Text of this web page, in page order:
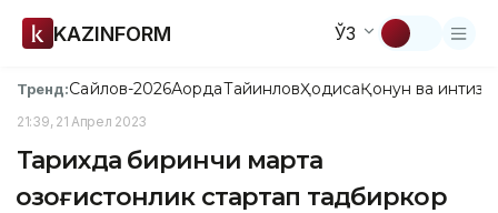
KAZINFORM ЎЗ
Тренд:Сайлов-2026АқордаТайинловҲодисаҚонун ва
21:39, 21 Апрел 2023
Тарихда биринчи марта
қозоғистонлик стартап тадбиркор